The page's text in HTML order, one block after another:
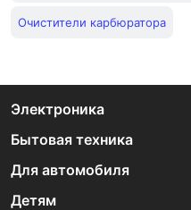
Очистители карбюратора
Электроника
Бытовая техника
Для автомобиля
Детям